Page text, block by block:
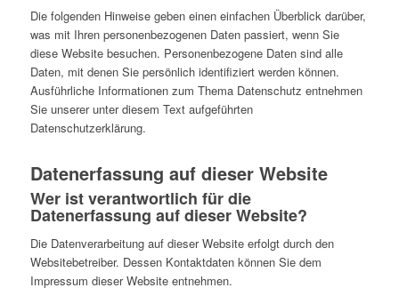
Die folgenden Hinweise geben einen einfachen Überblick darüber,
was mit Ihren personenbezogenen Daten passiert, wenn Sie
diese Website besuchen. Personenbezogene Daten sind alle
Daten, mit denen Sie persönlich identifiziert werden können.
Ausführliche Informationen zum Thema Datenschutz entnehmen
Sie unserer unter diesem Text aufgeführten
Datenschutzerklärung.
Datenerfassung auf dieser Website
Wer ist verantwortlich für die
Datenerfassung auf dieser Website?
Die Datenverarbeitung auf dieser Website erfolgt durch den
Websitebetreiber. Dessen Kontaktdaten können Sie dem
Impressum dieser Website entnehmen.